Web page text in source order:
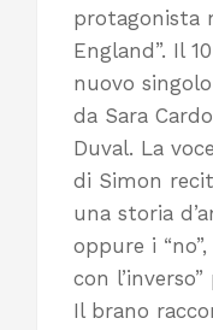
protagonista
England”. Il
nuovo
da Sara
Duval. La
di Simon
una storia
oppure i
con
Il brano